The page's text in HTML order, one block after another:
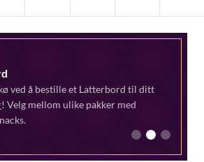
ved å bestille et Latterbord til ditt
! Velg mellom ulike pakker med
1 2 3